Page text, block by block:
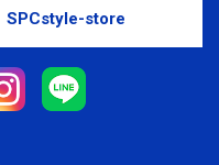
SPCstyle-store